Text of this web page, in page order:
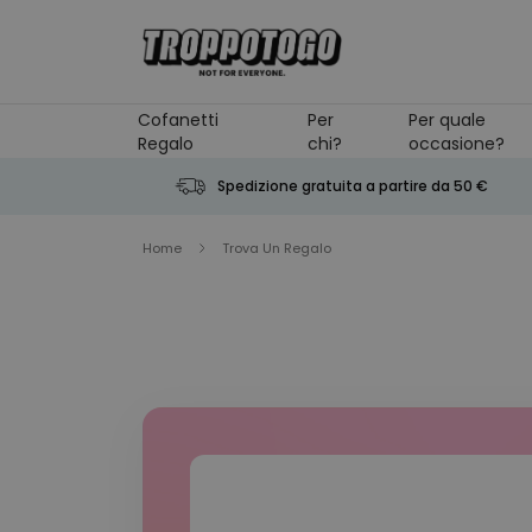
Cofanetti
Regalo
Per
chi?
Per quale
occasione?
Spedizione gratuita a partire da 50 €
Home Trova Un Regalo